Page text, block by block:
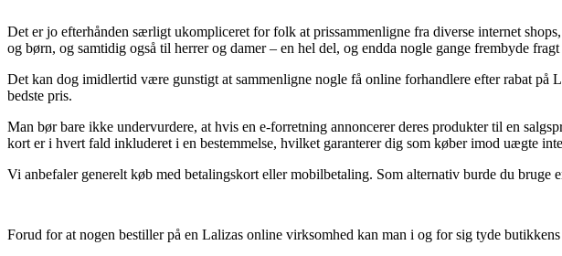
Det er jo efterhånden særligt ukompliceret for folk at prissammenligne fra diverse internet
og børn, og samtidig også til herrer og damer – en hel del, og endda nogle gange frembyde
Det kan dog imidlertid være gunstigt at sammenligne nogle få online forhandlere efter rabat på
bedste pris.
Man bør bare ikke undervurdere, at hvis en e-forretning annoncerer deres produkter til en
kort er i hvert fald inkluderet i en bestemmelse, hvilket garanterer dig som køber imod uægte
Vi anbefaler generelt køb med betalingskort eller mobilbetaling. Som alternativ burde du
Forud for at nogen bestiller på en Lalizas online virksomhed kan man i og for sig tyde